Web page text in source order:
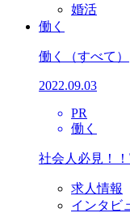
婚活
働く
働く （すべて）
2022.09.03
PR
働く
社会人必見！
求人情報
インタビ